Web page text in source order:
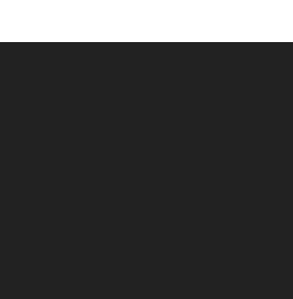
48条 上一页 1 2 3 4 5